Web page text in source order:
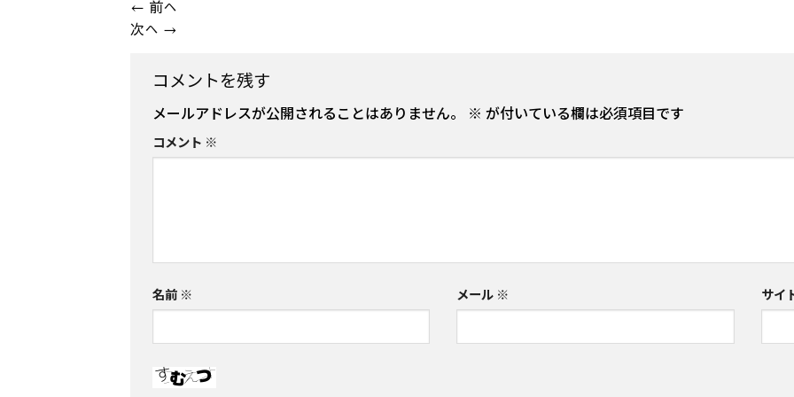
← 前へ
次へ →
コメントを残す
メールアドレスが公開されることはありません。 ※ が付いている欄は必須項目です
コメント ※
名前 ※ メール ※ サイ